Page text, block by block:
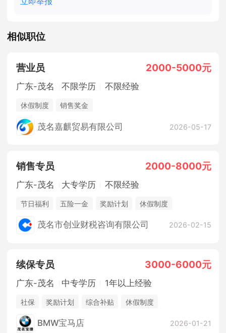
相似职位
营业员 2000-5000元
广东-茂名 不限学历 不限经验
休假制度 销售奖金
茂名嘉麒贸易有限公司 2026-05-17
销售专员 2000-8000元
广东-茂名 大专学历 不限经验
节日福利 五险一金 奖励计划 休假制度
茂名市创业财税咨询有限公司 2026-02-15
续保专员 3000-6000元
广东-茂名 中专学历 1年以上经验
社保 奖励计划 综合补贴 休假制度
BMW宝马店 2026-01-21